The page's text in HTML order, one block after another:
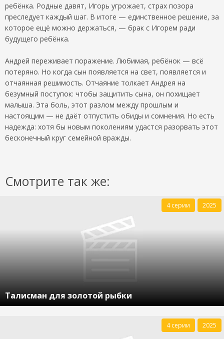
ребёнка. Родные давят, Игорь угрожает, страх позора
преследует каждый шаг. В итоге — единственное решение, за
которое ещё можно держаться, — брак с Игорем ради
будущего ребёнка.
Андрей переживает поражение. Любимая, ребёнок — всё
потеряно. Но когда сын появляется на свет, появляется и
отчаянная решимость. Отчаяние толкает Андрея на
безумный поступок: чтобы защитить сына, он похищает
малыша. Эта боль, этот разлом между прошлым и
настоящим — не даёт отпустить обиды и сомнения. Но есть
надежда: хотя бы новым поколениям удастся разорвать этот
бесконечный круг семейной вражды.
Смотрите так же:
Талисман для золотой рыбки
4 серии 2025
4 серии 2025